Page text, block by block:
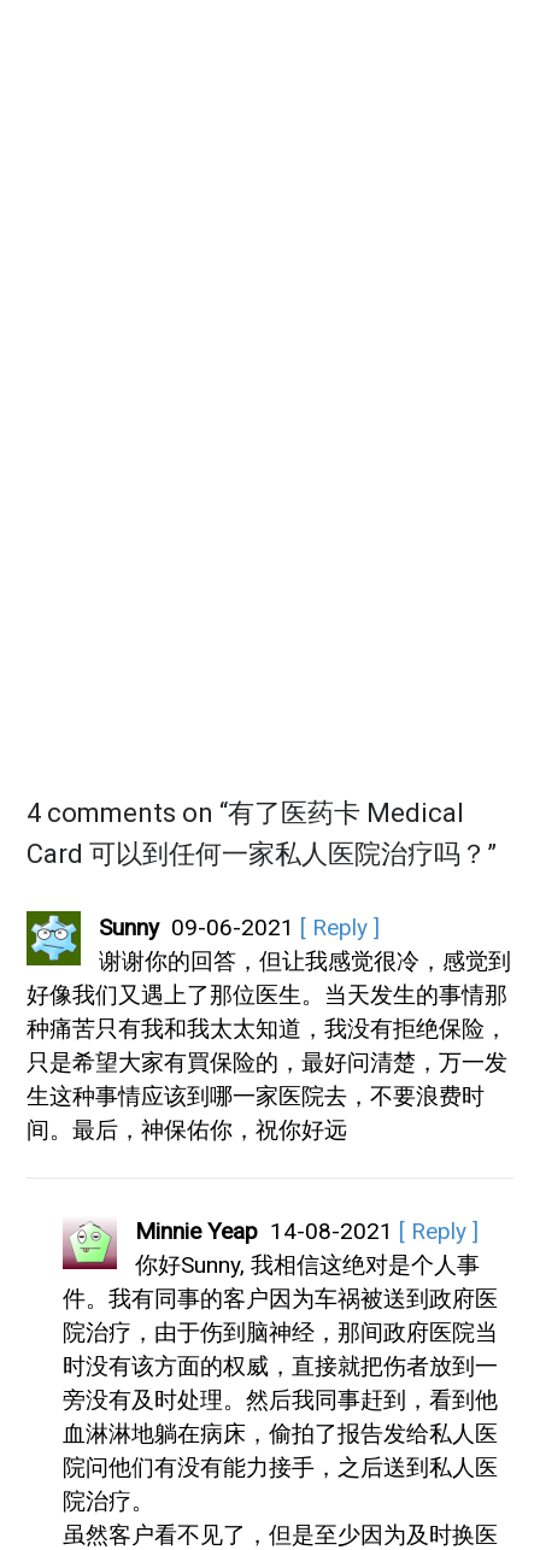
4 comments on “有了医药卡 Medical
Card 可以到任何一家私人医院治疗吗？ ”
Sunny 09-06-2021
[ Reply ]
谢谢你的回答，但让我感觉很冷，感觉到
好像我们又遇上了那位医生。当天发生的事情那
种痛苦只有我和我太太知道，我没有拒绝保险，
只是希望大家有買保险的，最好问清楚，万一发
生这种事情应该到哪一家医院去，不要浪费时
间。最后，神保佑你，祝你好远
Minnie Yeap 14-08-2021
[ Reply ]
你好Sunny, 我相信这绝对是个人事
件。我有同事的客户因为车祸被送到政府医
院治疗，由于伤到脑神经，那间政府医院当
时没有该方面的权威，直接就把伤者放到一
旁没有及时处理。然后我同事赶到，看到他
血淋淋地躺在病床，偷拍了报告发给私人医
院问他们有没有能力接手，之后送到私人医
院治疗。
虽然客户看不见了，但是至少因为及时换医